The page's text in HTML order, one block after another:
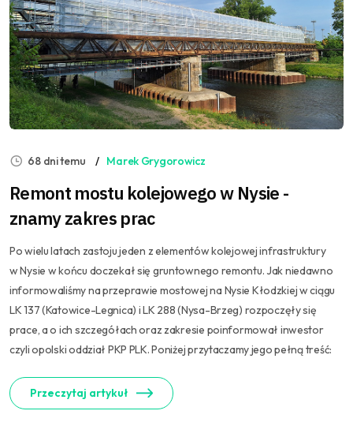
68 dni temu Marek Grygorowicz
Remont mostu kolejowego w Nysie -
znamy zakres prac
Po wielu latach zastoju jeden z elementów kolejowej infrastruktury
w Nysie w końcu doczekał się gruntownego remontu. Jak niedawno
informowaliśmy na przeprawie mostowej na Nysie Kłodzkiej w ciągu
LK 137 (Katowice-Legnica) i LK 288 (Nysa-Brzeg) rozpoczęły się
prace, a o ich szczegółach oraz zakresie poinformował inwestor
czyli opolski oddział PKP PLK. Poniżej przytaczamy jego pełną treść:
Przeczytaj artykuł